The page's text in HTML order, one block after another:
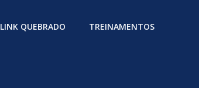
LINK QUEBRADO TREINAMENTOS